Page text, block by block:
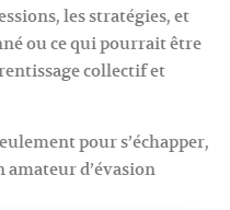
les stratégies, et
ou ce qui pourrait être
collectif et
pour s’échapper,
amateur d’évasion